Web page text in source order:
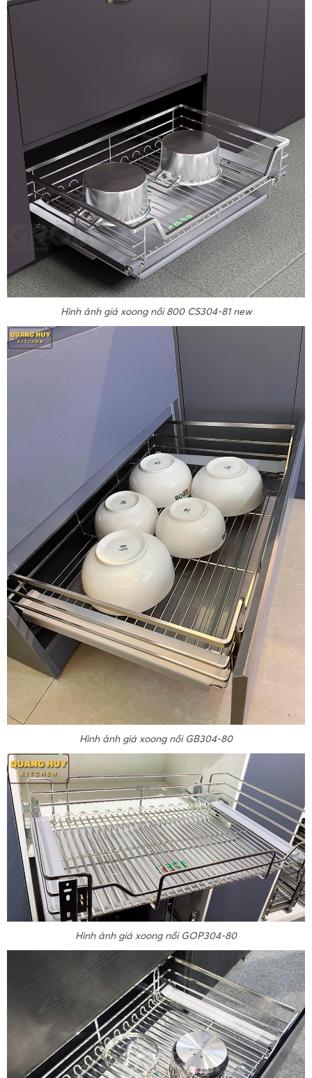
Hình ảnh giá xoong nồi 800 CS304-81 new
Hình ảnh giá xoong nồi GB304-80
Hình ảnh giá xoong nồi GOP304-80